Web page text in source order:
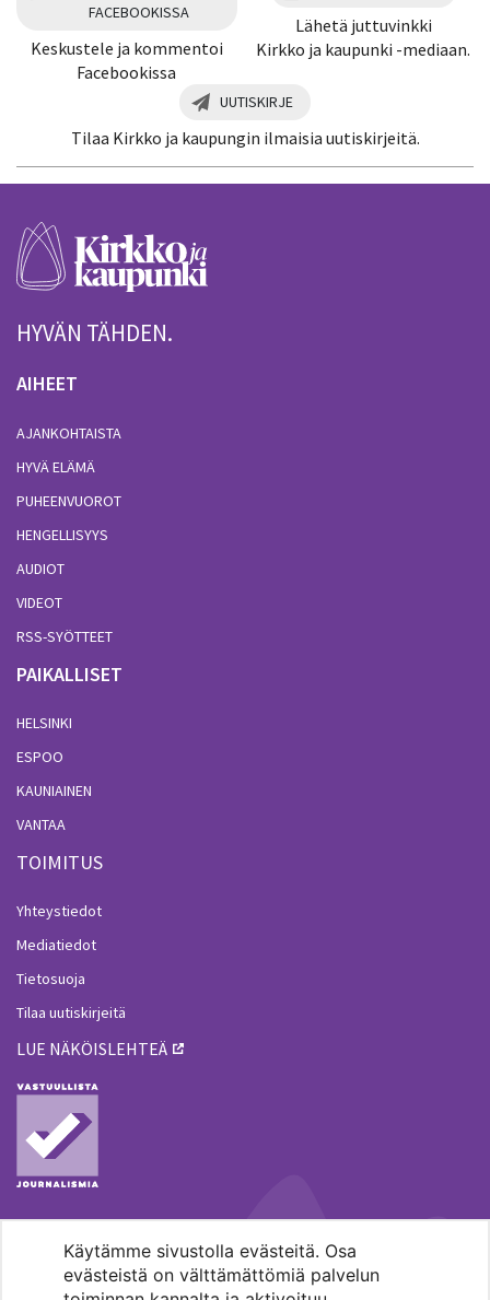
Käytämme sivustolla evästeitä. Osa
evästeistä on välttämättömiä palvelun
FACEBOOKISSA
Keskustele ja kommentoi
Facebookissa
Lähetä juttuvinkki
Kirkko ja kaupunki -mediaan.
UUTISKIRJE
Tilaa Kirkko ja kaupungin ilmaisia uutiskirjeitä.
HYVÄN TÄHDEN.
AIHEET
AJANKOHTAISTA
HYVÄ ELÄMÄ
PUHEENVUOROT
HENGELLISYYS
AUDIOT
VIDEOT
RSS-SYÖTTEET
PAIKALLISET
HELSINKI
ESPOO
KAUNIAINEN
VANTAA
TOIMITUS
Yhteystiedot
Mediatiedot
Tietosuoja
Tilaa uutiskirjeitä
LUE NÄKÖISLEHTEÄ
MENOHAKU